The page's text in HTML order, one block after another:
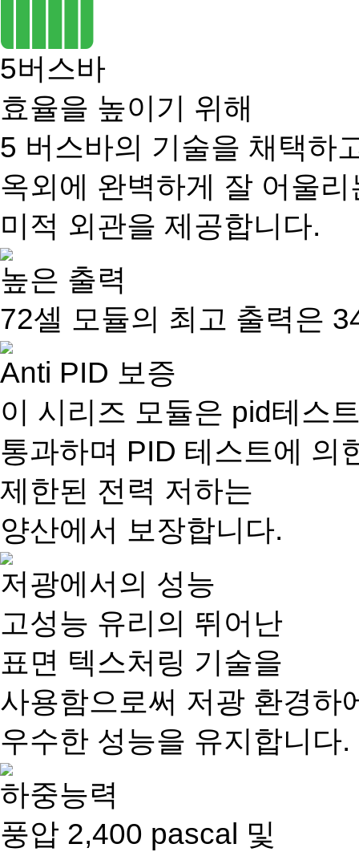
5버스바
효율을 높이기 위해
5 버스바의 기술을 채택하
옥외에 완벽하게 잘 어울리
미적 외관을 제공합니다.
높은 출력
72셀 모듈의 최고 출력은
Anti PID 보증
이 시리즈 모듈은 pid테스
통과하며 PID 테스트에 의
제한된 전력 저하는
양산에서 보장합니다.
저광에서의 성능
고성능 유리의 뛰어난
표면 텍스처링 기술을
사용함으로써 저광 환경하
우수한 성능을 유지합니다.
하중능력
풍압 2,400 pascal 및